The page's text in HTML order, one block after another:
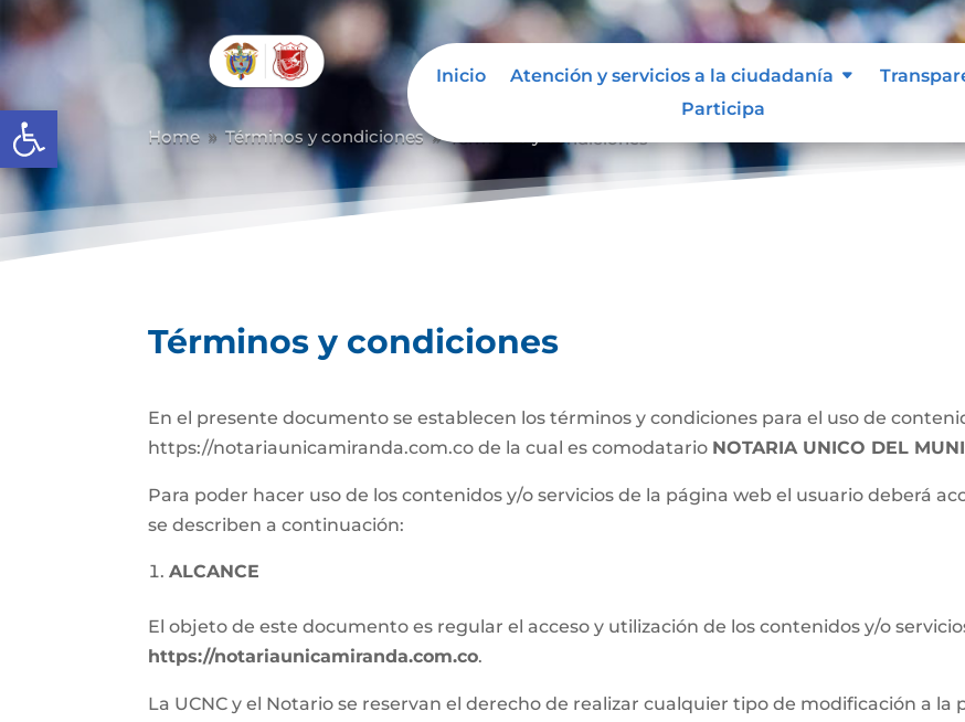
Abrir barra de herramientas
Inicio Atención y servicios a la ciudadanía
Participa
Home 9 Términos y condiciones 9
Términos y condiciones
En el presente documento se establecen los términos y condiciones para el uso de
https://notariaunicamiranda.com.co de la cual es comodatario NOTARIA UNICO DEL
Para poder hacer uso de los contenidos y/o servicios de la página web el usuario deberá
se describen a continuación:
ALCANCE
El objeto de este documento es regular el acceso y utilización de los contenidos y/o
https://notariaunicamiranda.com.co.
La UCNC y el Notario se reservan el derecho de realizar cualquier tipo de modificación a